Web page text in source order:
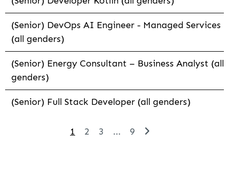
(Senior) DevOps AI Engineer - Managed Services
(all genders)
(Senior) Energy Consultant – Business Analyst (all
genders)
(Senior) Full Stack Developer (all genders)
1 2 3 ... 9